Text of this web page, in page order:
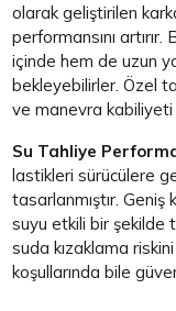
olarak geliştirilen
performansını
içinde hem de uzun
bekleyebilirler. Özel
ve manevra kabiliyeti
Su Tahliye
lastikleri sürücülere
tasarlanmıştır. Geniş
suyu etkili bir şekilde
suda kızaklama
koşullarında bile